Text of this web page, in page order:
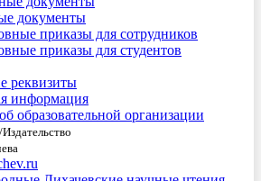
документы
приказы для сотрудников
приказы для студентов
реквизиты
информация
образовательной организации